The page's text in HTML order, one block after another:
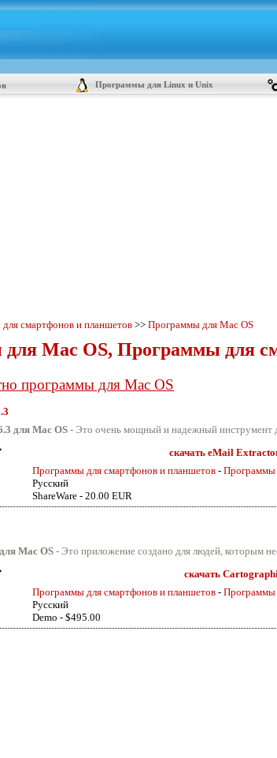
Программы для Linux и Unix
смартфонов и планшетов>> Программы для Mac OS
Mac OS, Программы для
программы для Mac OS
для Mac OS- Это очень мощный и надежный инструмент
скачать eMail
Программы для смартфонов и планшетов - Программы
Русский
ShareWare - 20.00 EUR
Mac OS - Это приложение создано для людей, которым
скачать
Программы для смартфонов и планшетов - Программы
Русский
Demo - $495.00